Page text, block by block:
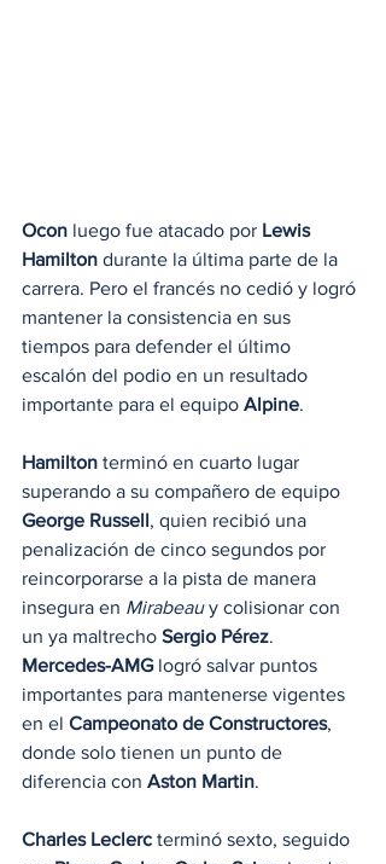
Ocon luego fue atacado por Lewis
Hamilton durante la última parte de la
carrera. Pero el francés no cedió y logró
mantener la consistencia en sus
tiempos para defender el último
escalón del podio en un resultado
importante para el equipo Alpine.
Hamilton terminó en cuarto lugar
superando a su compañero de equipo
George Russell, quien recibió una
penalización de cinco segundos por
reincorporarse a la pista de manera
insegura en Mirabeau y colisionar con
un ya maltrecho Sergio Pérez.
Mercedes-AMG logró salvar puntos
importantes para mantenerse vigentes
en el Campeonato de Constructores,
donde solo tienen un punto de
diferencia con Aston Martin.
Charles Leclerc terminó sexto, seguido